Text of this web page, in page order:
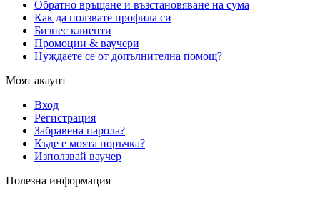
Обратно връщане и възстановяване на сума
Как да ползвате профила си
Бизнес клиенти
Промоции & ваучери
Нуждаете се от допълнителна помощ?
Моят акаунт
Вход
Регистрация
Забравена парола?
Къде е моята поръчка?
Използвай ваучер
Полезна информация